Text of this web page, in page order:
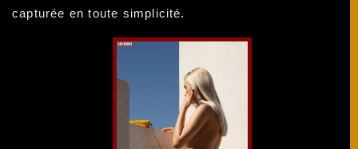
capturée en toute simplicité.